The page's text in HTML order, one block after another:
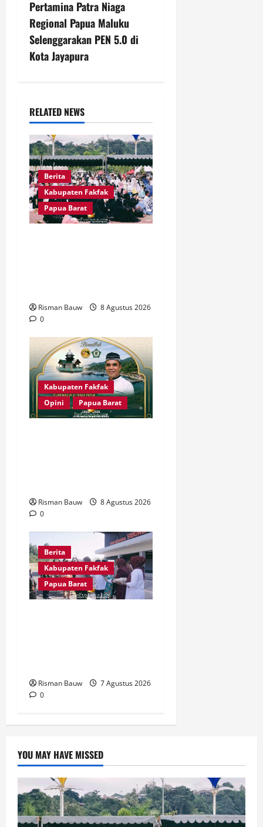
n
a
v
g
a
t
i
o
n
Pertamina Patra Niaga
Regional Papua Maluku
Selenggarakan PEN 5.0 di
Kota Jayapura
RELATED NEWS
Berita
Kabupaten Fakfak
Papua Barat
Risman Bauw
8 Agustus 2026
0
Kabupaten Fakfak
Opini
Papua Barat
Risman Bauw
8 Agustus 2026
0
Berita
Kabupaten Fakfak
Papua Barat
Risman Bauw
7 Agustus 2026
0
YOU MAY HAVE MISSED